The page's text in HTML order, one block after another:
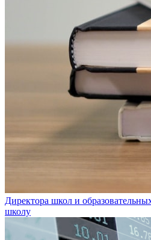
Директора школ и
школу